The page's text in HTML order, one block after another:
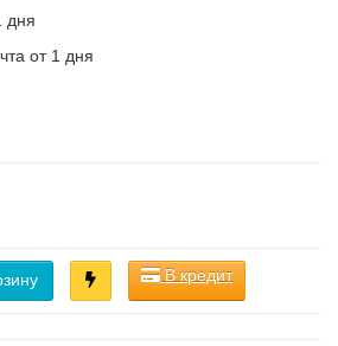
дня
от 1 дня
В кредит